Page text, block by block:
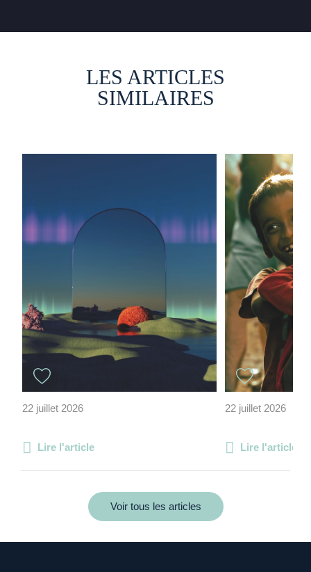
LES ARTICLES
SIMILAIRES
22 juillet 2026
Lire l'article
22 juillet 2026
Lire l'article
Voir tous les articles